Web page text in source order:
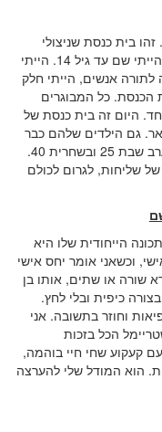
בית כנסת שניצולי
שואה בנו אותו, ואני בגיל 9 חזרתי בתשובה והייתי שם עד גיל 14. הייתי
אנשים, הייתי חלק
הכנסת. כל המבוגרים
היום זה בית כנסת של
גם הילדים שלהם כבר
לא כאן, הם עזבו. בחגים היו 150 אנשים, בערב שבת 25 ובשחרית 40.
שליחות, לגרום לכולם
הייחודית שלו היא
וכשאני אומר יחס אישי
שורה או שתים, אותו בן
כיפית ובלי לחץ.
וחוזר בתשובה. אני
הכל בזכות
קעקוע שחי חיי בוהמה,
הוא המודל שלי להערצה